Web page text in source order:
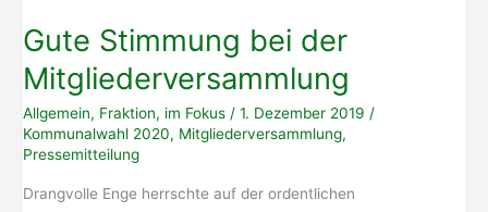
Gute Stimmung bei der
Mitgliederversammlung
Allgemein, Fraktion, im Fokus /1. Dezember 2019 /
Kommunalwahl 2020, Mitgliederversammlung,
Pressemitteilung
Drangvolle Enge herrschte auf der ordentlichen